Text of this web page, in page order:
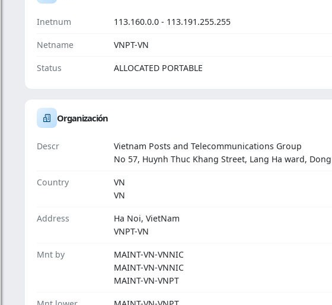
Inetnum 113.160.0.0 - 113.191.255.255
Netname VNPT-VN
Status ALLOCATED PORTABLE
Organización
Descr
Vietnam Posts and Telecommunications Group
No 57, Huynh Thuc Khang Street, Lang Ha ward,
Country
VN
VN
Address
Ha Noi, VietNam
VNPT-VN
Mnt by
MAINT-VN-VNNIC
MAINT-VN-VNNIC
MAINT-VN-VNPT